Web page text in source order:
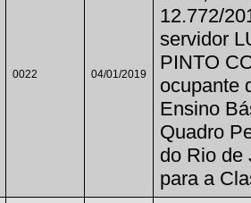
0022 04/01/2019
12.772/
servidor
PINTO
ocupante
Ensino
Quadro
do Rio de
para a